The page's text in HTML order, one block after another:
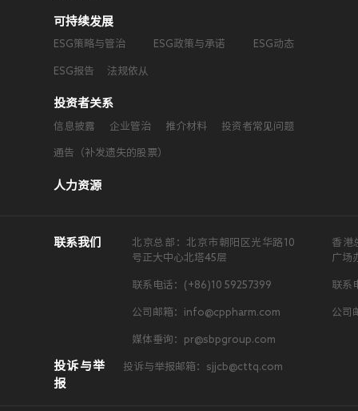
可持续发展
ESG策略与管治 ESG政策与承诺 ESG动态
ESG报告 法规依从
投资者关系
信息披露 企业管治 推介材料 投资者常见问题
通告（补发遗失的股票）
人力资源
联系我们
北京总部：北京市朝阳区光华路10
号正大中心北塔45层
联系电话：(+86)10 59257399
公司邮箱：info@cppharm.com
媒体垂询：pr@sbpgroup.com
香港
广场
联系
公司
投诉与举
报
投诉与举报邮箱：sjjcb@cttq.com